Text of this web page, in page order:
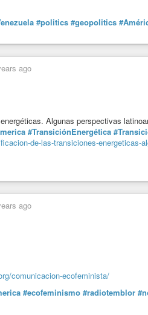
#politics #geopolitics
ago
Algunas perspectivas
#TransiciónEnergética
de-las-transiciones-energeticas-
ago
comunicacion-ecofeminista/
#ecofeminismo #radiotemblor